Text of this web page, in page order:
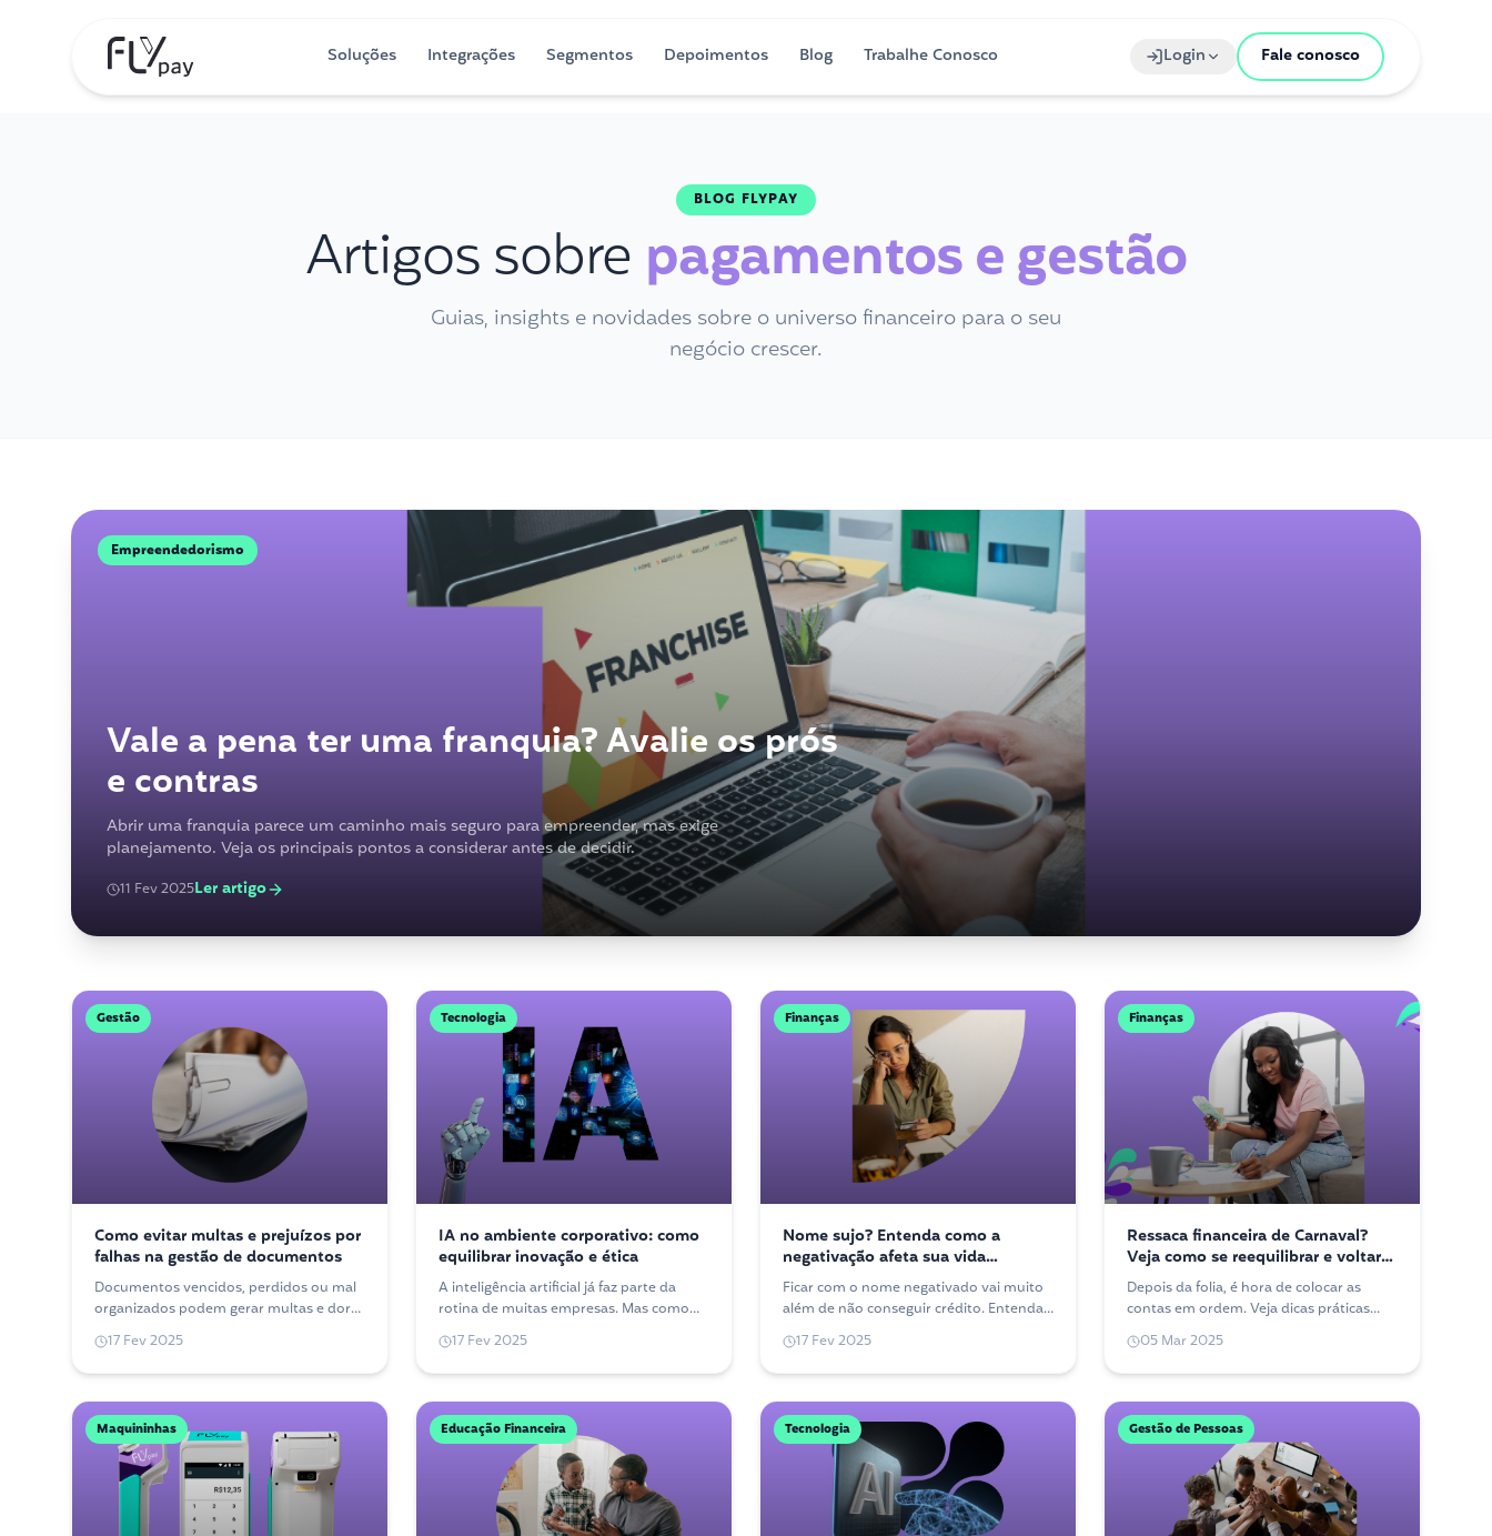
Soluções Integrações Segmentos Depoimentos Blog Trabalhe Conosco Login Fale conosco
BLOG FLYPAY
Artigos sobre pagamentos e gestão
Guias, insights e novidades sobre o universo financeiro para o seu
negócio crescer.
Empreendedorismo
Vale a pena ter uma franquia? Avalie os prós
e contras
Abrir uma franquia parece um caminho mais seguro para empreender, mas exige
planejamento. Veja os principais pontos a considerar antes de decidir.
11 Fev 2025Ler artigo
Gestão
Como evitar multas e prejuízos por
falhas na gestão de documentos
Documentos vencidos, perdidos ou mal
organizados podem gerar multas e dores
de cabeça para o seu negócio. Veja como
estruturar uma rotina simples de
controle.
17 Fev 2025
Tecnologia
IA no ambiente corporativo: como
equilibrar inovação e ética
A inteligência artificial já faz parte da
rotina de muitas empresas. Mas como
aproveitar seus benefícios sem perder de
vista a ética e a responsabilidade?
17 Fev 2025
Finanças
Nome sujo? Entenda como a
negativação afeta sua vida
financeira
Ficar com o nome negativado vai muito
além de não conseguir crédito. Entenda
os impactos da negativação e como sair
dessa situação.
17 Fev 2025
Finanças
Ressaca financeira de Carnaval?
Veja como se reequilibrar e voltar
ao controle
Depois da folia, é hora de colocar as
contas em ordem. Veja dicas práticas
para se recuperar da ressaca financeira
do Carnaval sem sufoco.
05 Mar 2025
Maquininhas Educação Financeira Tecnologia Gestão de Pessoas